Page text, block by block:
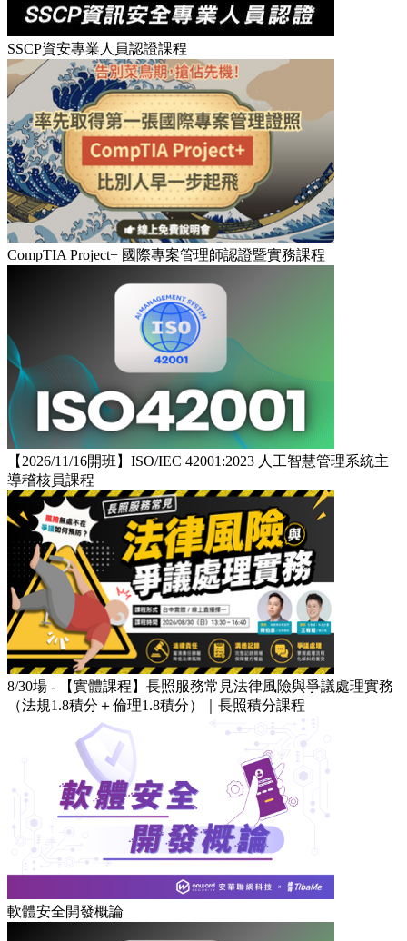
SSCP資安專業人員認證課程
CompTIA Project+ 國際專案管理師認證暨實務課程
【2026/11/16開班】ISO/IEC 42001:2023 人工智慧管理系統主
導稽核員課程
8/30場 - 【實體課程】長照服務常見法律風險與爭議處理實務
（法規1.8積分＋倫理1.8積分）｜長照積分課程
軟體安全開發概論